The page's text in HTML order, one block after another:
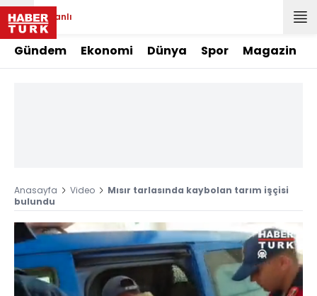
Canlı
Gündem Ekonomi Dünya Spor Magazin
Anasayfa Video
Mısır tarlasında kaybolan tarım işçisi
bulundu